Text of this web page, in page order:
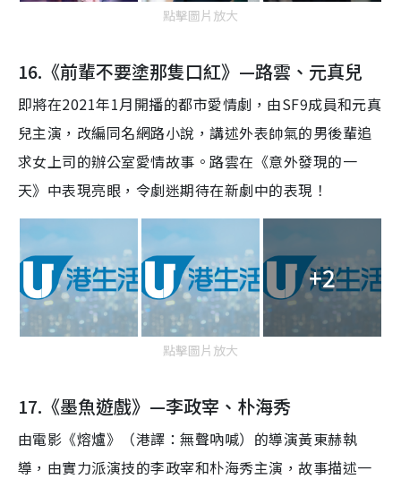
點擊圖片放大
16.《前輩不要塗那隻口紅》—路雲、元真兒
即將在2021年1月開播的都市愛情劇，由SF9成員和元真
兒主演， 改編同名網路小說 ，講述外表帥氣的男後輩追
求女上司的辦公室愛情故事。 路雲在《意外發現的一
天》中表現亮眼，令劇迷期待在新劇中的表現！
+2
點擊圖片放大
17.《墨魚遊戲》—李政宰 、 朴海秀
由電影《熔爐》（港譯：無聲吶喊）的導演黃東赫執
導， 由實力派演技的李政宰和朴海秀主演，故事描述一